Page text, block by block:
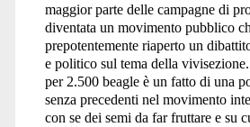
maggior parte delle campagne di
diventata un movimento pubblico
prepotentemente riaperto un
e politico sul tema della
per 2.500 beagle è un fatto di una
senza precedenti nel movimento
con se dei semi da far fruttare e su